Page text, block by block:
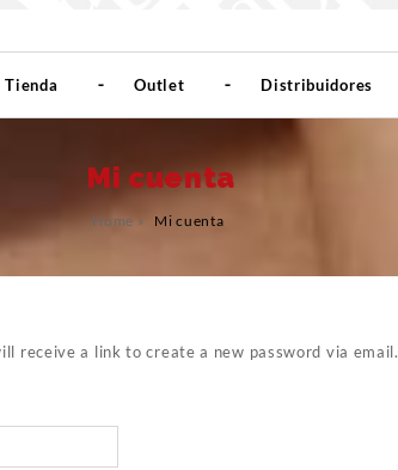
Tienda Outlet Distribuidores
Mi cuenta
Home » Mi cuenta
receive a link to create a new password via email.